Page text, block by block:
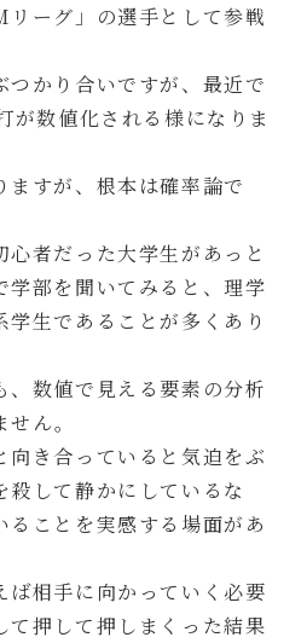
ーグ」の選手として参戦
つかり合いですが、最近で
が数値化される様になりま
ますが、根本は確率論で
者だった大学生があっと
学部を聞いてみると、理学
生であることが多くあり
、数値で見える要素の分析
ん。
向き合っていると気迫をぶ
して静かにしているな
ることを実感する場面があ
ば相手に向かっていく必要
て押して押しまくった結果